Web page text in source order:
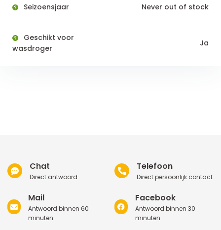
Seizoensjaar Never out of stock
Geschikt voor
wasdroger
Ja
Chat
Direct antwoord
Telefoon
Direct persoonlijk contact
Mail
Antwoord binnen 60
minuten
Facebook
Antwoord binnen 30
minuten